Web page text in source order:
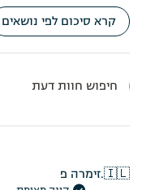
קרא סיכום לפי נושאים
חיפוש
🇮🇱זימרה פ.